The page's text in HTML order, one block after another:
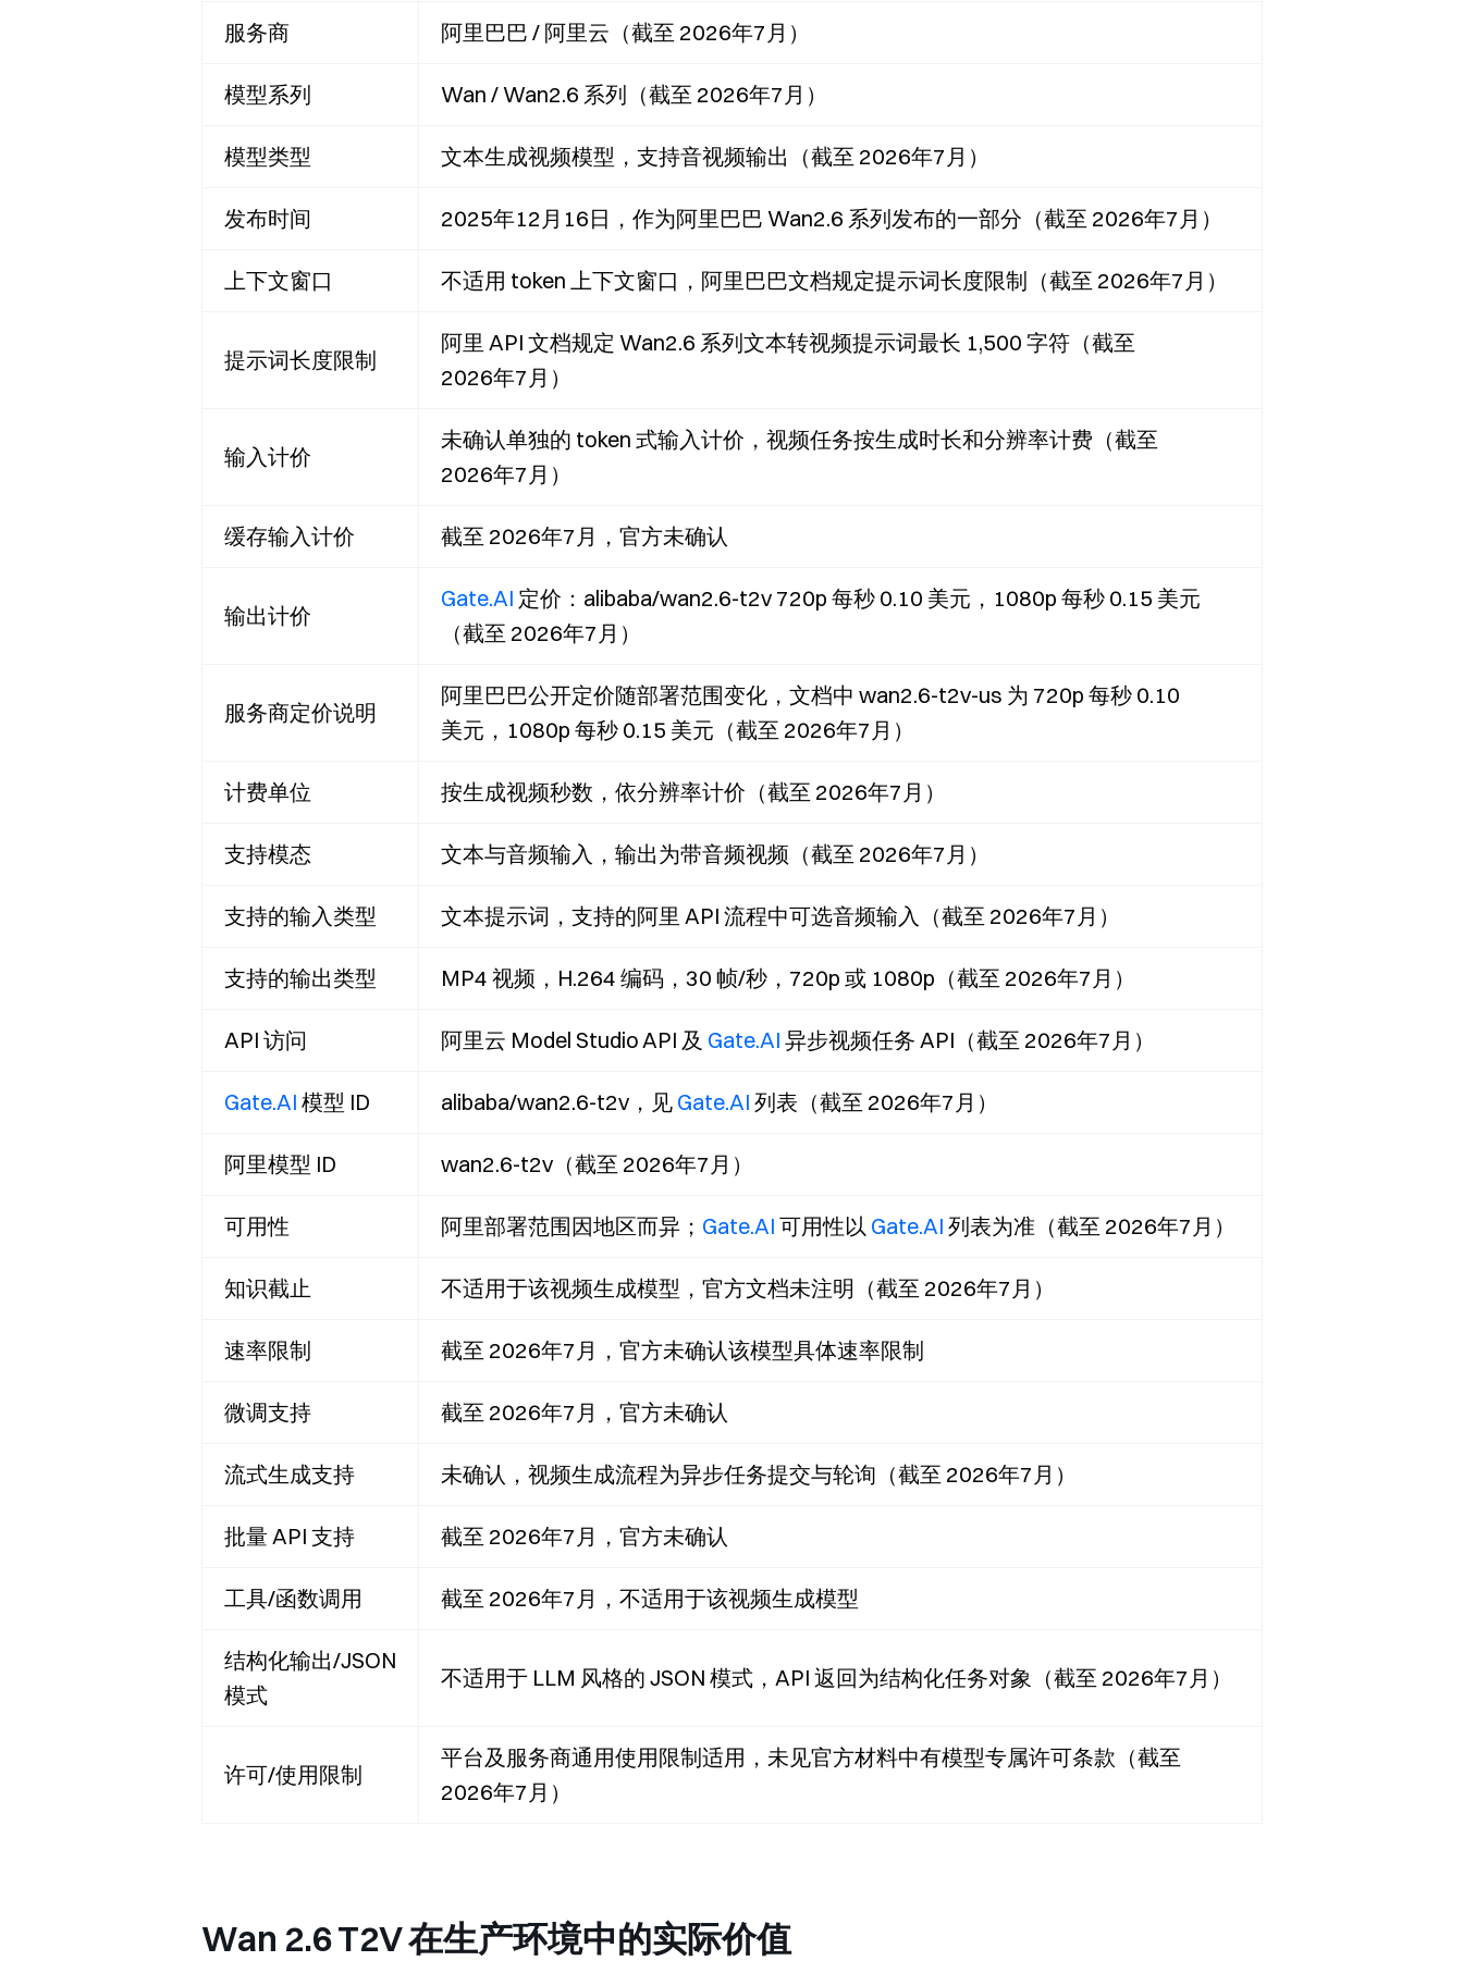
服务商 阿里巴巴 / 阿里云（截至 2026年7月）
模型系列 Wan / Wan2.6 系列（截至 2026年7月）
模型类型 文本生成视频模型，支持音视频输出（截至 2026年7月）
发布时间 2025年12月16日，作为阿里巴巴 Wan2.6 系列发布的一部分（截至 2026年7月）
上下文窗口 不适用 token 上下文窗口，阿里巴巴文档规定提示词长度限制（截至 2026年7月）
提示词长度限制
阿里 API 文档规定 Wan2.6 系列文本转视频提示词最长 1,500 字符（截至
2026年7月）
输入计价
未确认单独的 token 式输入计价，视频任务按生成时长和分辨率计费（截至
2026年7月）
缓存输入计价 截至 2026年7月，官方未确认
输出计价
Gate.AI 定价：alibaba/wan2.6-t2v 720p 每秒 0.10 美元，1080p 每秒 0.15 美元
（截至 2026年7月）
服务商定价说明
阿里巴巴公开定价随部署范围变化，文档中 wan2.6-t2v-us 为 720p 每秒 0.10
美元，1080p 每秒 0.15 美元（截至 2026年7月）
计费单位 按生成视频秒数，依分辨率计价（截至 2026年7月）
支持模态 文本与音频输入，输出为带音频视频（截至 2026年7月）
支持的输入类型 文本提示词，支持的阿里 API 流程中可选音频输入（截至 2026年7月）
支持的输出类型 MP4 视频，H.264 编码，30 帧/秒，720p 或 1080p（截至 2026年7月）
API 访问 阿里云 Model Studio API 及 Gate.AI 异步视频任务 API（截至 2026年7月）
Gate.AI 模型 ID alibaba/wan2.6-t2v，见 Gate.AI 列表（截至 2026年7月）
阿里模型 ID wan2.6-t2v（截至 2026年7月）
可用性 阿里部署范围因地区而异； Gate.AI 可用性以 Gate.AI 列表为准（截至 2026年7月）
知识截止 不适用于该视频生成模型，官方文档未注明（截至 2026年7月）
速率限制 截至 2026年7月，官方未确认该模型具体速率限制
微调支持 截至 2026年7月，官方未确认
流式生成支持 未确认，视频生成流程为异步任务提交与轮询（截至 2026年7月）
批量 API 支持 截至 2026年7月，官方未确认
工具/函数调用 截至 2026年7月，不适用于该视频生成模型
结构化输出/JSON
模式
不适用于 LLM 风格的 JSON 模式，API 返回为结构化任务对象（截至 2026年7月）
许可/使用限制
平台及服务商通用使用限制适用，未见官方材料中有模型专属许可条款（截至
2026年7月）
Wan 2.6 T2V 在生产环境中的实际价值